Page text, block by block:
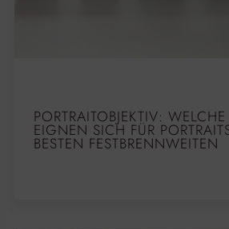
PORTRAITOBJEKTIV:
EIGNEN SICH FÜR
BESTEN FESTBRENNWEITEN